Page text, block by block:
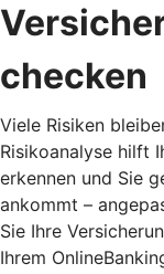
checken
Viele Risiken
Risikoanalyse hilft
erkennen und Sie
ankommt –
Sie Ihre
Ihrem